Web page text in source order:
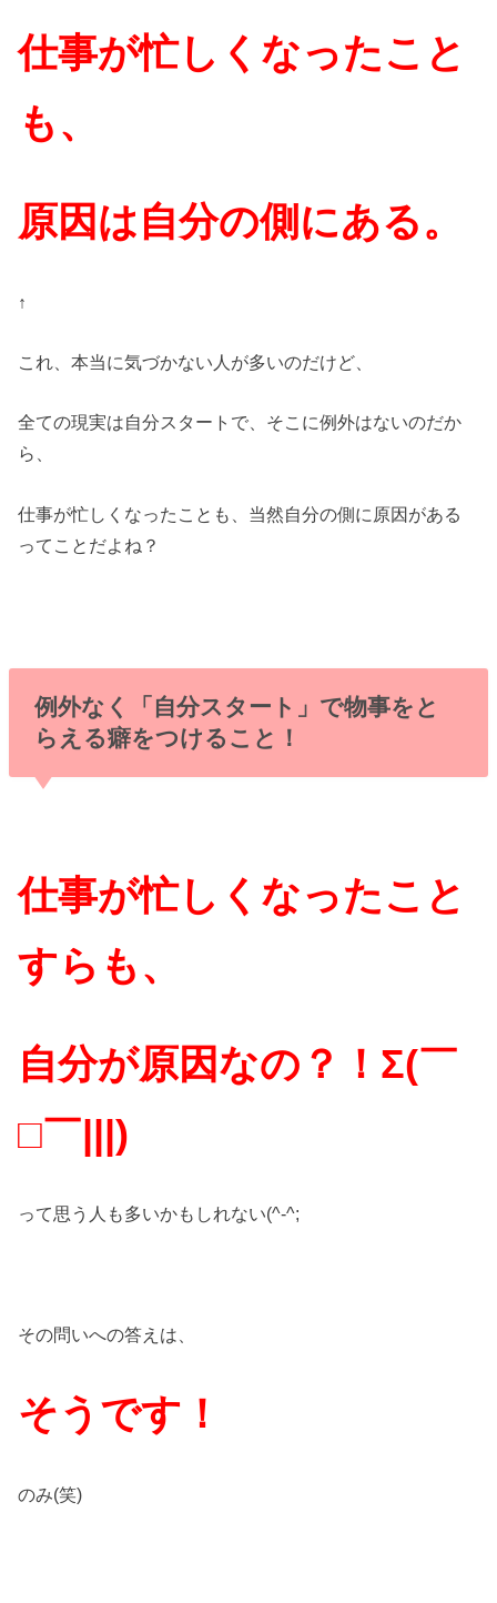
仕事が忙しくなったこと
も、
原因は自分の側にある。
↑
これ、本当に気づかない人が多いのだけど、
全ての現実は自分スタートで、そこに例外はないのだか
ら、
仕事が忙しくなったことも、当然自分の側に原因がある
ってことだよね？
例外なく「自分スタート」で物事をと
らえる癖をつけること！
仕事が忙しくなったこと
すらも、
自分が原因なの？！Σ(￣
□￣|||)
って思う人も多いかもしれない(^-^;
その問いへの答えは、
そうです！
のみ(笑)